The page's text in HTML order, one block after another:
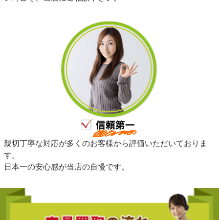
親切丁寧な対応が多くのお客様から評価いただいておりま
す。
日本一の安心感が当店の自慢です。